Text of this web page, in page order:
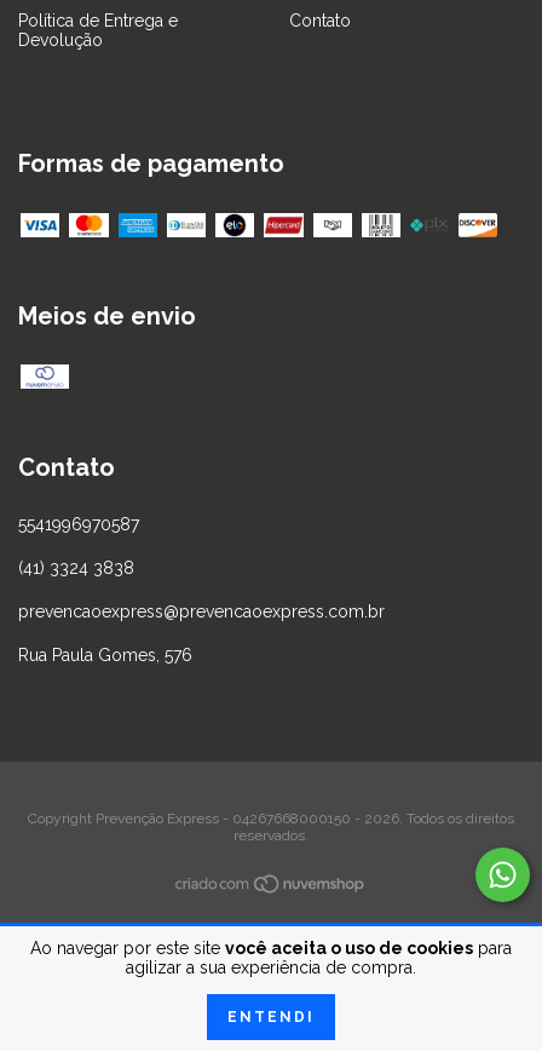
Ao navegar por este site você aceita o uso de cookies para
agilizar a sua experiência de compra.
ENTENDI
Política de Entrega e
Devolução
Contato
Formas de pagamento
Meios de envio
Contato
5541996970587
(41) 3324 3838
prevencaoexpress@prevencaoexpress.com.br
Rua Paula Gomes, 576
Copyright Prevenção Express - 04267668000150 - 2026. Todos os direitos
reservados.